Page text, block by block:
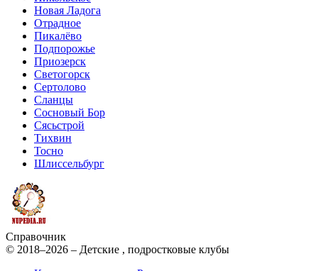
Новая Ладога
Отрадное
Пикалёво
Подпорожье
Приозерск
Светогорск
Сертолово
Сланцы
Сосновый Бор
Сясьстрой
Тихвин
Тосно
Шлиссельбург
Справочник
© 2018–2026 – Детские , подростковые клубы